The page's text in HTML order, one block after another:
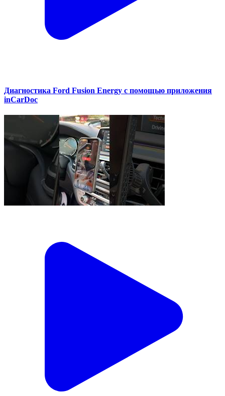
Диагностика Ford Fusion Energy с помощью приложения
inCarDoc